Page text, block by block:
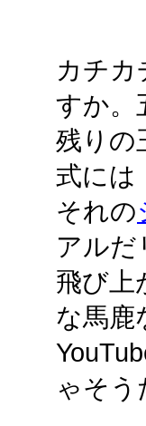
カチカ
すか。
残りの
式には
それの
アルだ
飛び上
な馬鹿
ゃそう